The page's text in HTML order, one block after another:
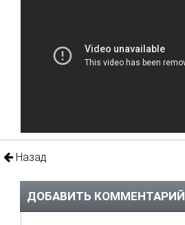
Назад
ДОБАВИТЬ КОММЕНТАРИЙ